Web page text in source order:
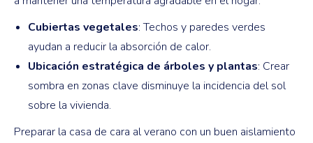
Cubiertas vegetales: Techos y paredes verdes
ayudan a reducir la absorción de calor.
Ubicación estratégica de árboles y plantas: Crear
sombra en zonas clave disminuye la incidencia del sol
sobre la vivienda.
Preparar la casa de cara al verano con un buen aislamiento